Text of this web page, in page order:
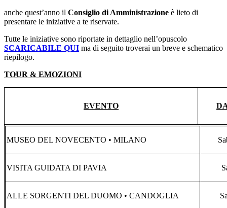
anche quest’anno il Consiglio di Amministrazione è lieto di
presentare le iniziative a te riservate.
Tutte le iniziative sono riportate in dettaglio nell’opuscolo
SCARICABILE QUI ma di seguito troverai un breve e schematico
riepilogo.
TOUR & EMOZIONI
EVENTO
MUSEO DEL NOVECENTO • MILANO
VISITA GUIDATA DI PAVIA
ALLE SORGENTI DEL DUOMO • CANDOGLIA